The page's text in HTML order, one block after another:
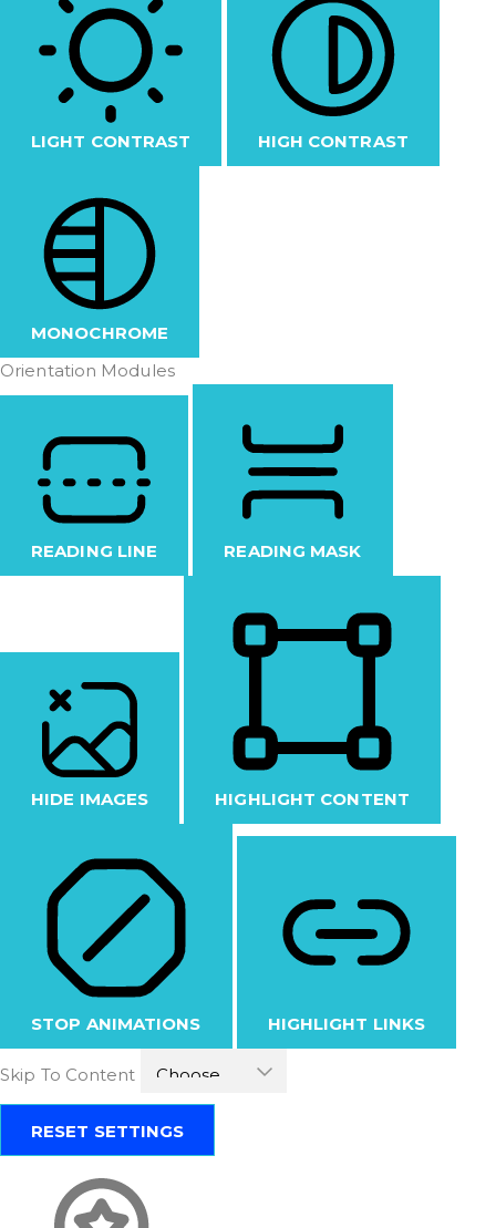
LIGHT CONTRAST HIGH CONTRAST
MONOCHROME
Orientation Modules
READING LINE READING MASK
HIDE IMAGES HIGHLIGHT CONTENT
STOP ANIMATIONS HIGHLIGHT LINKS
Skip To Content
RESET SETTINGS